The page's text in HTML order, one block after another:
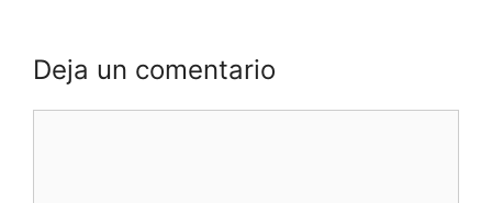
Deja un comentario